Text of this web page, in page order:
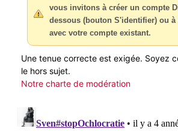
vous invitons à créer un compte
dessous (bouton S'identifier) ou à
avec votre compte existant.
Une tenue correcte est exigée. Soyez
le hors sujet.
Notre charte de modération